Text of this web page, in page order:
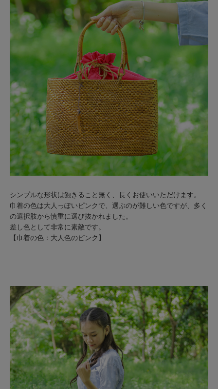
シンプルな形状は飽きること無く、長くお使いいただけます。
巾着の色は大人っぽいピンクで、選ぶのが難しい色ですが、多く
の選択肢から慎重に選び抜かれました。
差し色として非常に素敵です。
【巾着の色：大人色のピンク】